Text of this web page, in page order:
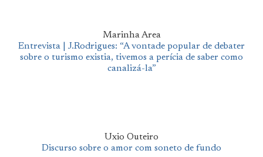
Marinha Area
Entrevista | J.Rodrigues: “A vontade popular de debater
sobre o turismo existia, tivemos a perícia de saber como
canalizá-la”
Uxio Outeiro
Discurso sobre o amor com soneto de fundo